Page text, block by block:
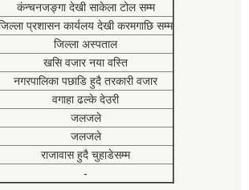
कंन्चनजङ्गा देखी साकेला टोल सम्म
प्रशासन कार्यलय देखी करमगाछि सम्म
जिल्ला अस्पताल
खसि वजार नया वस्ति
नगरपालिका पछाडि हुदै तरकारी वजार
वगाहा ढल्के देउरी
जलजले
जलजले
राजावास हुदै चुहाडेसम्म
-